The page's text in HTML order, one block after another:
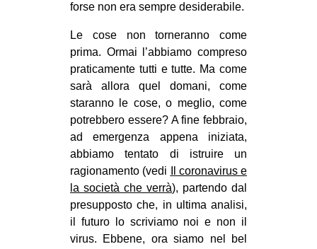
MUSICA
RECENSIONI
INTERNAZIONALE
AFRICA
AMERICHE
ESTREMO ORIENTE
EUROPA
MEDIO ORIENTE
MONDO
forse non era sempre desiderabile.
Le cose non torneranno come
prima. Ormai l’abbiamo compreso
praticamente tutti e tutte. Ma come
sarà allora quel domani, come
staranno le cose, o meglio, come
potrebbero essere? A fine febbraio,
ad emergenza appena iniziata,
abbiamo tentato di istruire un
ragionamento (vedi
Il coronavirus e
la società che verrà), partendo dal
presupposto che, in ultima analisi,
il futuro lo scriviamo noi e non il
virus. Ebbene, ora siamo nel bel